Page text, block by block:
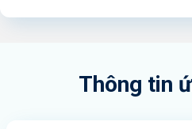
Thông tin